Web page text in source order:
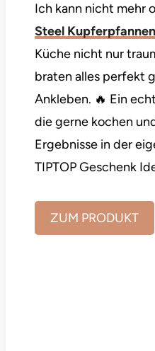
Ich kann nicht mehr
Steel Kupferpfannen
Küche nicht nur
braten alles perfekt
Ankleben. 🔥 Ein
die gerne kochen
Ergebnisse in der
TIPTOP Geschenk
ZUM PRODUKT